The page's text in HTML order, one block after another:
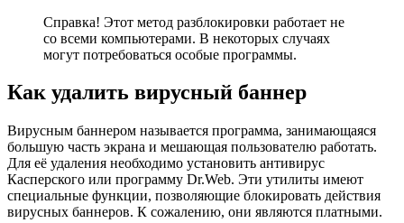
Справка! Этот метод разблокировки работает не
со всеми компьютерами. В некоторых случаях
могут потребоваться особые программы.
Как удалить вирусный баннер
Вирусным баннером называется программа, занимающаяся
большую часть экрана и мешающая пользователю работать.
Для её удаления необходимо установить антивирус
Касперского или программу Dr.Web. Эти утилиты имеют
специальные функции, позволяющие блокировать действия
вирусных баннеров. К сожалению, они являются платными.